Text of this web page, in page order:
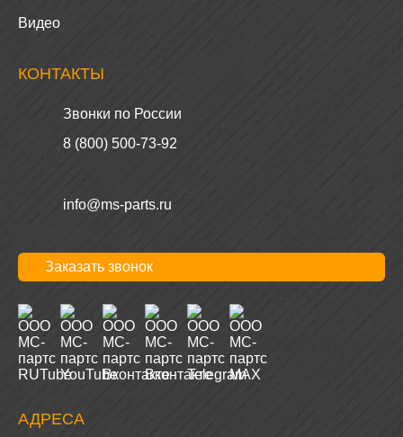
Видео
КОНТАКТЫ
Звонки по России
8 (800) 500-73-92
info@ms-parts.ru
Заказать звонок
АДРЕСА